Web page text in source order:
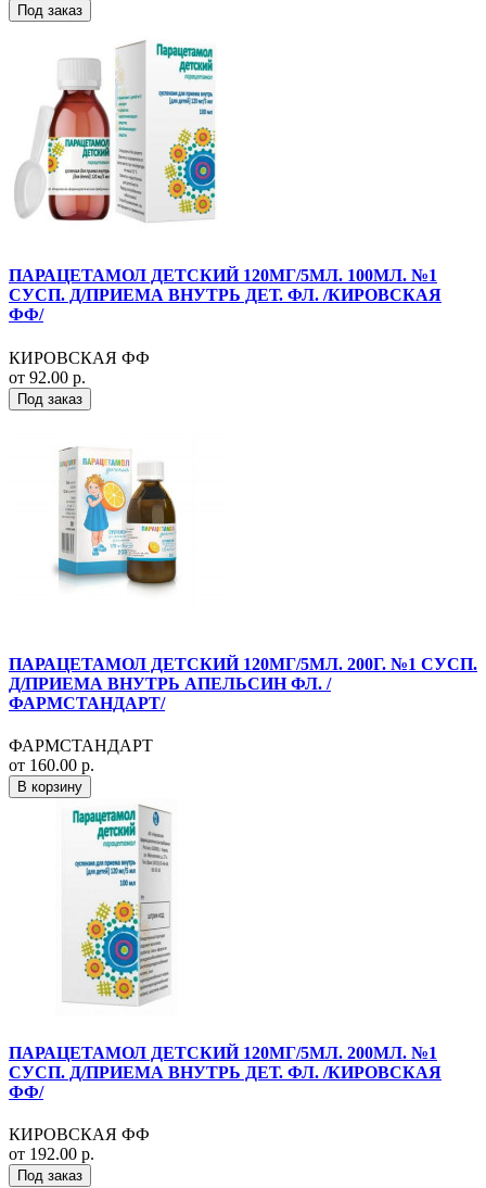
Под заказ
ПАРАЦЕТАМОЛ ДЕТСКИЙ 120МГ/5МЛ. 100МЛ. №1
СУСП. Д/ПРИЕМА ВНУТРЬ ДЕТ. ФЛ. /КИРОВСКАЯ
ФФ/
КИРОВСКАЯ ФФ
от 92.00 р.
Под заказ
ПАРАЦЕТАМОЛ ДЕТСКИЙ 120МГ/5МЛ. 200Г. №1 СУСП.
Д/ПРИЕМА ВНУТРЬ АПЕЛЬСИН ФЛ. /
ФАРМСТАНДАРТ/
ФАРМСТАНДАРТ
от 160.00 р.
В корзину
ПАРАЦЕТАМОЛ ДЕТСКИЙ 120МГ/5МЛ. 200МЛ. №1
СУСП. Д/ПРИЕМА ВНУТРЬ ДЕТ. ФЛ. /КИРОВСКАЯ
ФФ/
КИРОВСКАЯ ФФ
от 192.00 р.
Под заказ